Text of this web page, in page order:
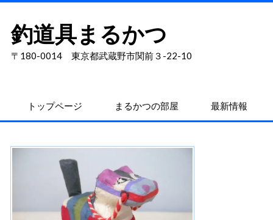
釣道具まるかつ
〒180-0014 東京都武蔵野市関前３-22-10
トップページ まるかつの部屋 最新情報